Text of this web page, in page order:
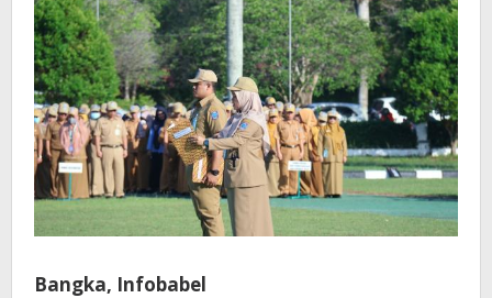
Bangka, Infobabel